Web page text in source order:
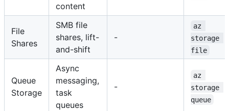
content
File
Shares
SMB file
shares, lift-
and-shift
-
az
storage
file
Queue
Storage
Async
messaging,
task
queues
-
az
storage
queue